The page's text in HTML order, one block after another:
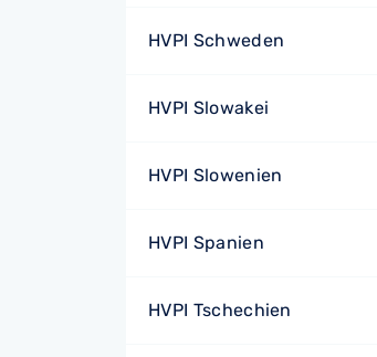
HVPI Schweden
HVPI Slowakei
HVPI Slowenien
HVPI Spanien
HVPI Tschechien